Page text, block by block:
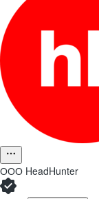
ООО HeadHunter